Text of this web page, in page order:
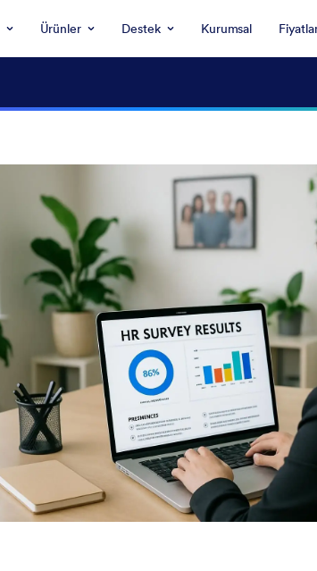
Ürünler Destek Kurumsal